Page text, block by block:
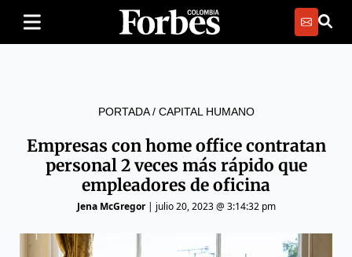
PORTADA/ CAPITAL HUMANO
Empresas con home office contratan
personal 2 veces más rápido que
empleadores de oficina
Jena McGregor| julio 20, 2023 @ 3:14:32 pm